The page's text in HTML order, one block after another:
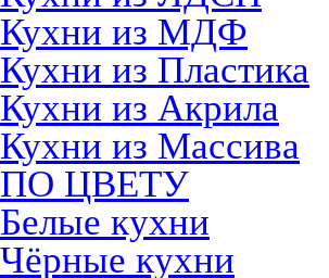
Кухни из МДФ
Кухни из Пластика
Кухни из Акрила
Кухни из Массива
ПО ЦВЕТУ
Белые кухни
Чёрные кухни